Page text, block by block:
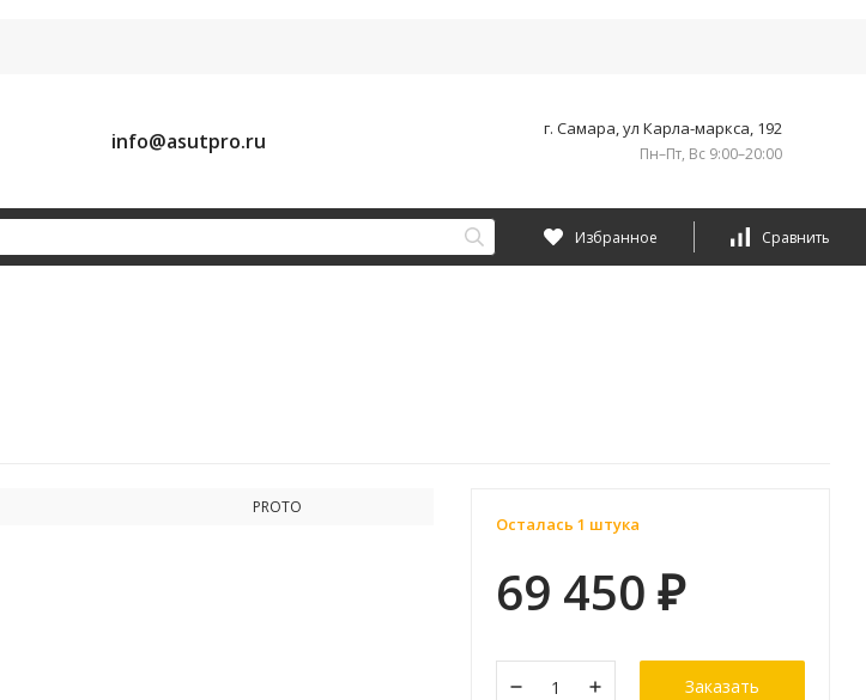
info@asutpro.ru г. Самара, ул Карла-маркса, 192
Пн–Пт, Вс 9:00–20:00
Избранное Сравнить
PROTO
Осталась 1 штука
69 450 ₽
Заказать